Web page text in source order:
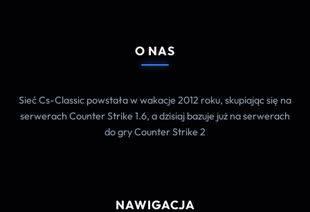
O NAS
Sieć Cs-Classic powstała w wakacje 2012 roku, skupiając się na
serwerach Counter Strike 1.6, a dzisiaj bazuje już na serwerach
do gry Counter Strike 2
NAWIGACJA